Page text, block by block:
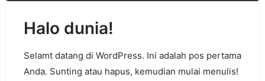
Halo dunia!
Selamt datang di WordPress. Ini adalah pos pertama
Anda. Sunting atau hapus, kemudian mulai menulis!